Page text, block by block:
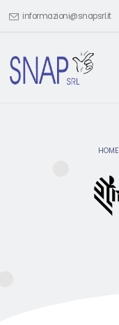
informazioni@snapsrl.it
HOME